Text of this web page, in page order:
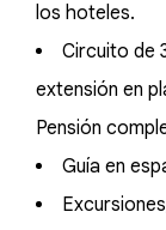
los hoteles.
Circuito de
extensión en
Pensión
Guía en